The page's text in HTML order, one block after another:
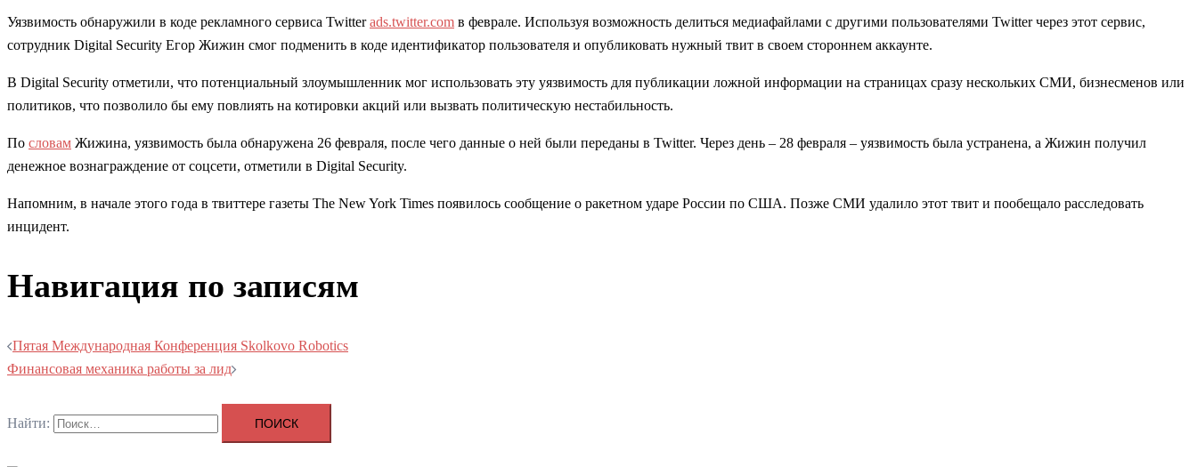
Уязвимость обнаружили в коде рекламного сервиса Twitterads.twitter.com в феврале. Используя возможность делиться медиафайлами с другими пользователями Twitter через этот сервис,
сотрудник Digital Security Егор Жижин смог подменить в коде идентификатор пользователя и опубликовать нужный твит в своем стороннем аккаунте.
В Digital Security отметили, что потенциальный злоумышленник мог использовать эту уязвимость для публикации ложной информации на страницах сразу нескольких СМИ, бизнесменов или
политиков, что позволило бы ему повлиять на котировки акций или вызвать политическую нестабильность.
По словам Жижина, уязвимость была обнаружена 26 февраля, после чего данные о ней были переданы в Twitter. Через день – 28 февраля – уязвимость была устранена, а Жижин получил
денежное вознаграждение от соцсети, отметили в Digital Security.
Напомним, в начале этого года в твиттере газеты The New York Times появилось сообщение о ракетном ударе России по США. Позже СМИ удалило этот твит и пообещало расследовать
инцидент.
Навигация по записям
Пятая Международная Конференция Skolkovo Robotics
Финансовая механика работы за лид
Найти: